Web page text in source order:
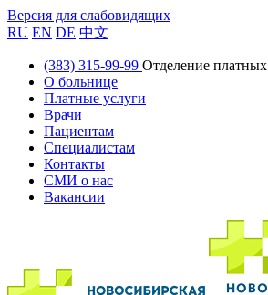
Версия для слабовидящих
RU EN DE 中文
(383) 315-99-99 Отделение платных
О больнице
Платные услуги
Врачи
Пациентам
Специалистам
Контакты
СМИ о нас
Вакансии